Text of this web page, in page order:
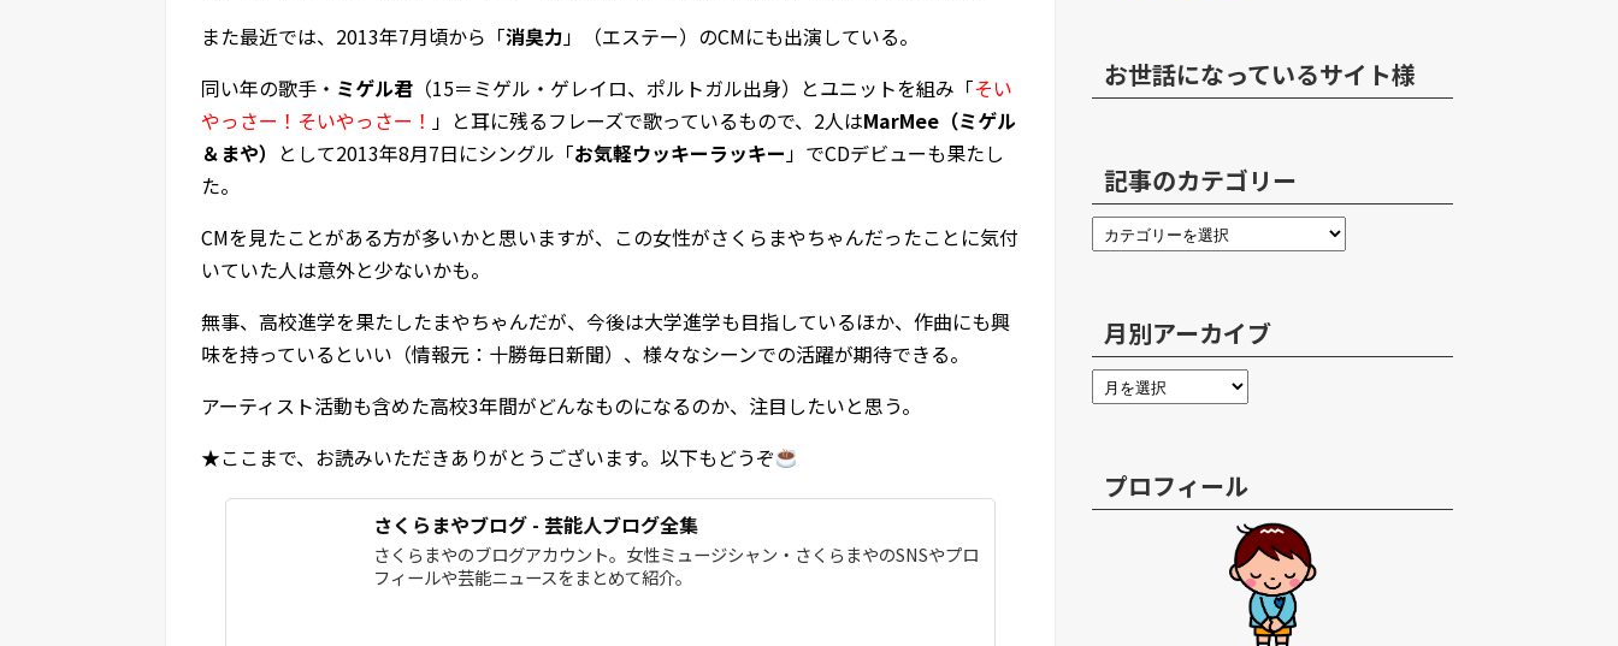
また最近では、2013年7月頃から「消臭力」（エステー）のCMにも出演している。
同い年の歌手・ ミゲル君 （15＝ミゲル・ゲレイロ、ポルトガル出身）とユニットを組み「そい
やっさー！そいやっさー！ 」と耳に残るフレーズで歌っているもので、2人はMarMee（ミゲル
＆まや） として2013年8月7日にシングル「お気軽ウッキーラッキー」でCDデビューも果たし
た。
CMを見たことがある方が多いかと思いますが、この女性がさくらまやちゃんだったことに気付
いていた人は意外と少ないかも。
無事、高校進学を果たしたまやちゃんだが、今後は大学進学も目指しているほか、作曲にも興
味を持っているといい（情報元：十勝毎日新聞）、様々なシーンでの活躍が期待できる。
アーティスト活動も含めた高校3年間がどんなものになるのか、注目したいと思う。
★ここまで、お読みいただきありがとうございます。以下もどうぞ
さくらまやブログ - 芸能人ブログ全集
さくらまやのブログアカウント。女性ミュージシャン・さくらまやのSNSやプロ
フィールや芸能ニュースをまとめて紹介。
お世話になっているサイト様
記事のカテゴリー
月別アーカイブ
プロフィール